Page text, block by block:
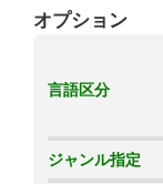
オプション
言語区分
ジャンル指定